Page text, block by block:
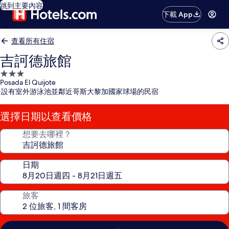
跳到主要內容
下載 App
查看所有住宿
吉訶德旅館
3.0
星
級
住
宿
Posada El Quijote
設有室外游泳池並鄰近哥斯大黎加國家球場的民宿
選擇日期以查看價格
想要去哪裡？
日期
旅客